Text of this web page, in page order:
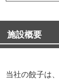
施設概要
当社の餃子は